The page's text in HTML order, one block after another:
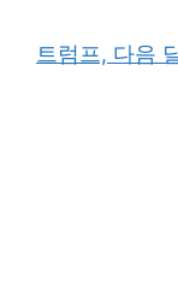
트럼프, 다음